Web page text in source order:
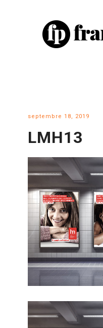
septembre 18, 2019
LMH13